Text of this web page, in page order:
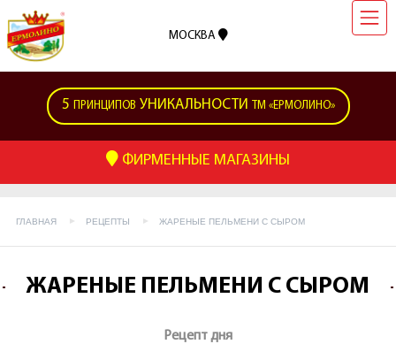
МОСКВА
5 ПРИНЦИПОВ УНИКАЛЬНОСТИ ТМ «ЕРМОЛИНО»
ФИРМЕННЫЕ МАГАЗИНЫ
ГЛАВНАЯ РЕЦЕПТЫ ЖАРЕНЫЕ ПЕЛЬМЕНИ С СЫРОМ
ЖАРЕНЫЕ ПЕЛЬМЕНИ С СЫРОМ
Рецепт дня